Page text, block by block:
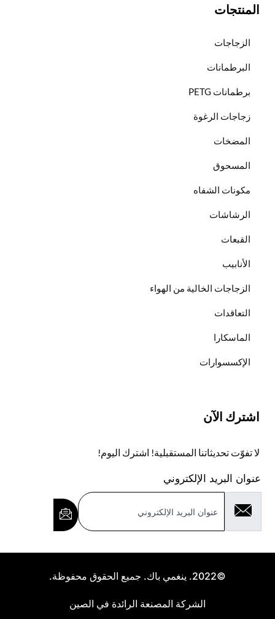
المنتجات
الزجاجات
البرطمانات
برطمانات PETG
زجاجات الرغوة
المضخات
المسحوق
مكونات الشفاه
الرشاشات
القبعات
الأنابيب
الزجاجات الخالية من الهواء
التعاقدات
الماسكارا
الإكسسوارات
اشترك الآن
لا تفوّت تحديثاتنا المستقبلية! اشترك اليوم!
عنوان البريد الإلكتروني
©2022. ينغمي باك. جميع الحقوق محفوظة.
الشركة المصنعة الرائدة في الصين